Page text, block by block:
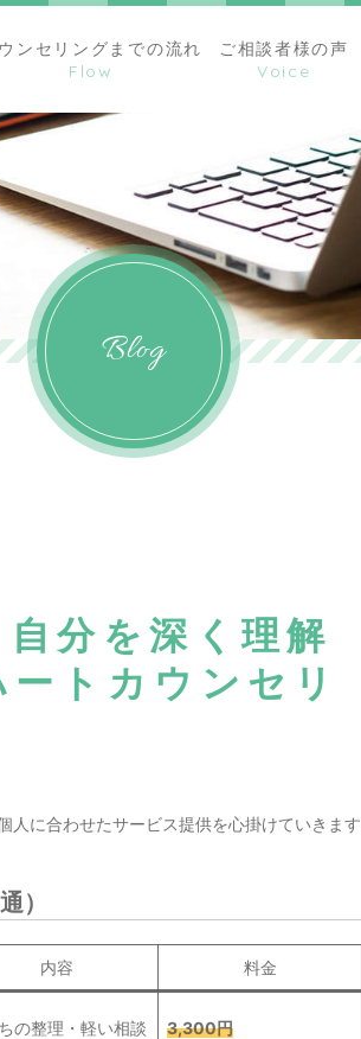
ンセリングまでの流れ ご相談者様の声
Blog
分を深く理解
トカウンセリ
人に合わせたサービス提供を心掛けていきます
）
内容 料金
の整理・軽い相談 3,300円